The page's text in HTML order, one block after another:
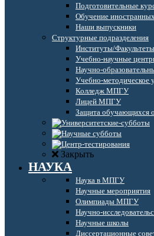
Подготовительные
Обучение
Наши выпускники
Структурные подразделения
Институты/Факультеты
Учебно-научные
Научно-
Учебно-методическое
Колледж МПГУ
Лицей МПГУ
Защита обучающихся
Закрыть
НАУКА
Наука в МПГУ
Научные мероприятия
Олимпиады МПГУ
Научно-
Научные школы
Диссертационные